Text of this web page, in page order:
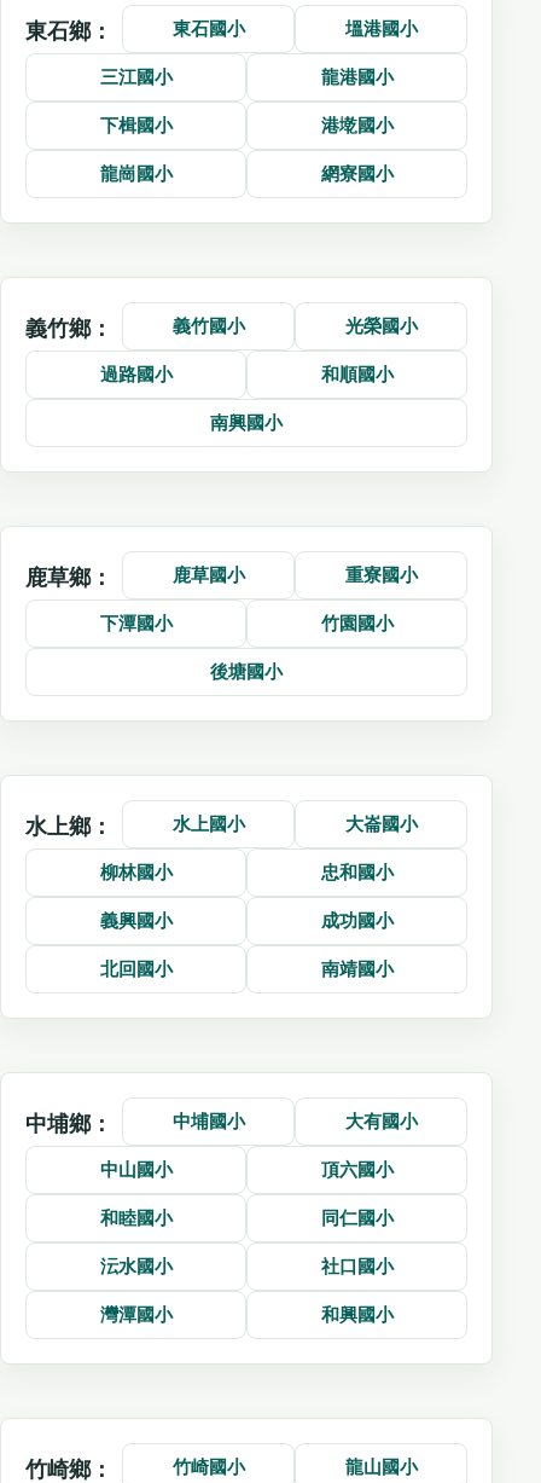
東石鄉： 東石國小 塭港國小
三江國小 龍港國小
下楫國小 港墘國小
龍崗國小 網寮國小
義竹鄉： 義竹國小 光榮國小
過路國小 和順國小
南興國小
鹿草鄉： 鹿草國小 重寮國小
下潭國小 竹園國小
後塘國小
水上鄉： 水上國小 大崙國小
柳林國小 忠和國小
義興國小 成功國小
北回國小 南靖國小
中埔鄉： 中埔國小 大有國小
中山國小 頂六國小
和睦國小 同仁國小
沄水國小 社口國小
灣潭國小 和興國小
竹崎鄉： 竹崎國小 龍山國小